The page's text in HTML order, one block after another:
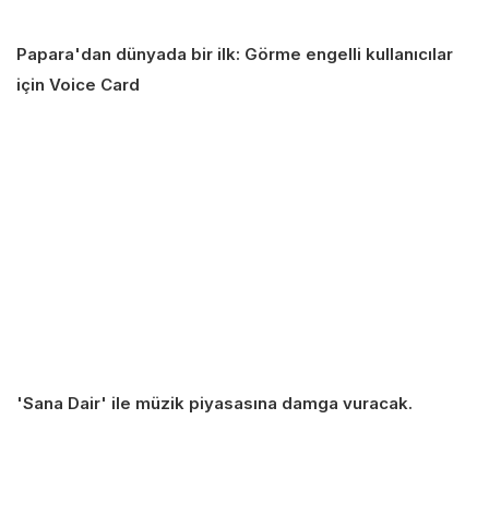
Papara'dan dünyada bir ilk: Görme engelli kullanıcılar
için Voice Card
'Sana Dair' ile müzik piyasasına damga vuracak.